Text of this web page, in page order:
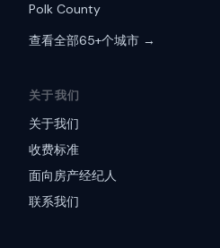
Polk County
查看全部65+个城市 →
关于我们
关于我们
收费标准
面向房产经纪人
联系我们